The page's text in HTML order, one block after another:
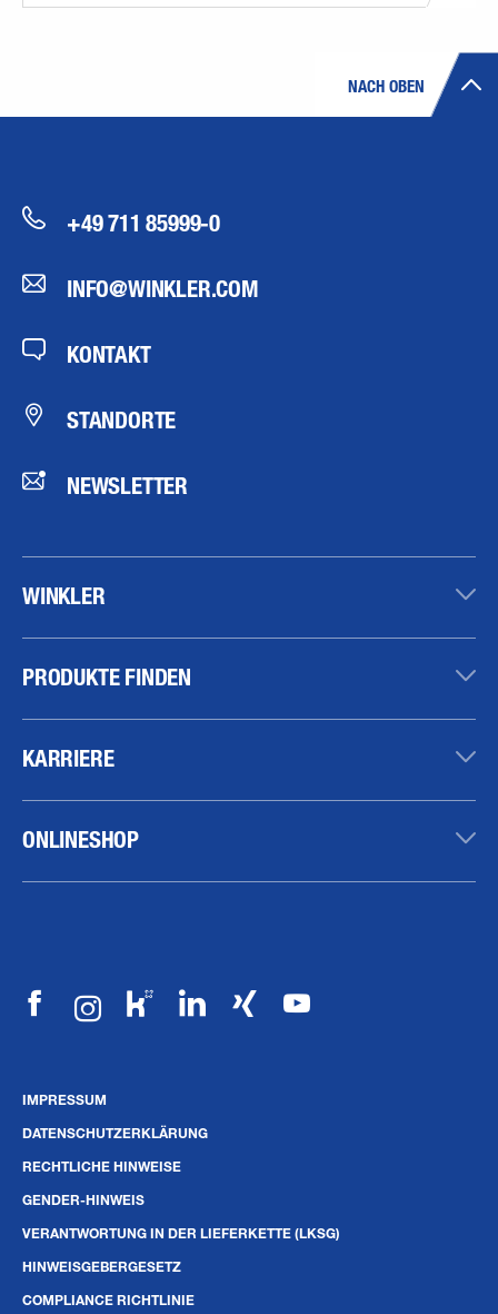
NACH OBEN
+49 711 85999-0
INFO@WINKLER.COM
KONTAKT
STANDORTE
NEWSLETTER
WINKLER
PRODUKTE FINDEN
KARRIERE
ONLINESHOP
IMPRESSUM
DATENSCHUTZERKLÄRUNG
RECHTLICHE HINWEISE
GENDER-HINWEIS
VERANTWORTUNG IN DER LIEFERKETTE (LKSG)
HINWEISGEBERGESETZ
COMPLIANCE RICHTLINIE